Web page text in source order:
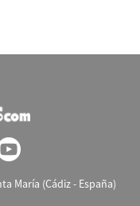
María (Cádiz - España)